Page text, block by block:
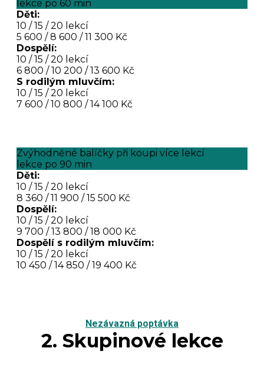
lekce po 60 min
Děti:
10 / 15 / 20 lekcí
5 600 / 8 600 / 11 300 Kč
Dospělí:
10 / 15 / 20 lekcí
6 800 / 10 200 / 13 600 Kč
S rodilým mluvčím:
10 / 15 / 20 lekcí
7 600 / 10 800 / 14 100 Kč
Zvýhodněné balíčky při koupi více lekcí
lekce po 90 min
Děti:
10 / 15 / 20 lekcí
8 360 / 11 900 / 15 500 Kč
Dospělí:
10 / 15 / 20 lekcí
9 700 / 13 800 / 18 000 Kč
Dospělí s rodilým mluvčím:
10 / 15 / 20 lekcí
10 450 / 14 850 / 19 400 Kč
Nezávazná poptávka
2. Skupinové lekce